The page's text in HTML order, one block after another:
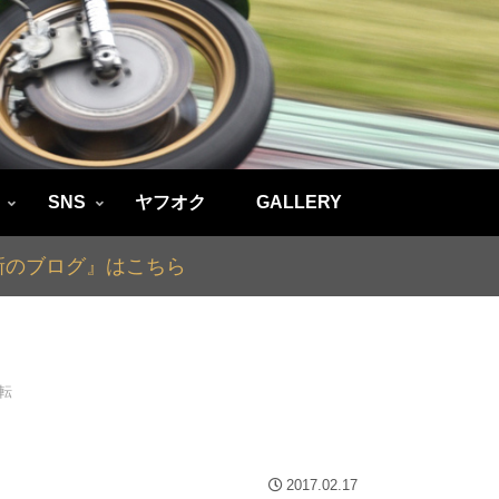
SNS ヤフオク GALLERY
ブログ』はこちら
2017.02.17